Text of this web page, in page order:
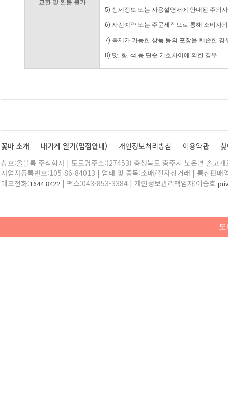
교환 및 환불 불가
5) 상세정보 또는 사용설명서에 안내된 주의
6) 사전예약 또는 주문제작으로 통해 소비자
7) 복제가 가능한 상품 등의 포장을 훼손한 경
8) 맛, 향, 색 등 단순 기호차이에 의한 경우
꽃마 소개 내가게 열기(입점안내) 개인정보처리방침 이용약관
상호:올블룸 주식회사 | 도로명주소:(27453) 충청북도 충주시 노은면 솔고
사업자등록번호:105-86-84013 | 업태 및 종목:소매/전자상거래 | 통신판매
대표전화:1644-8422 | 팩스:043-853-3384 | 개인정보관리책임자:이승호